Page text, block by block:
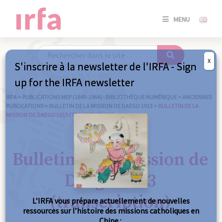
MENU
SE
/
IRFA > PUBLICATIONS MEP (1840-1964) : BIBLIOTHÈQUE NUMÉRIQUE > ANCIENNES
PUBLICATIONS > BULLETIN DE LA MISSION DE DAEGU 1913 > BULLETIN DE LA
MISSION DE DAEGU 1913 (TRANSCRIPTION)
Bulletin de la mission de
Daegu 1913
(transcription)
S'inscrire à la newsletter de l'IRFA - Sign
up for the IRFA newsletter
L’IRFA vous prépare actuellement de nouvelles
ressources sur l’histoire des missions catholiques en
X